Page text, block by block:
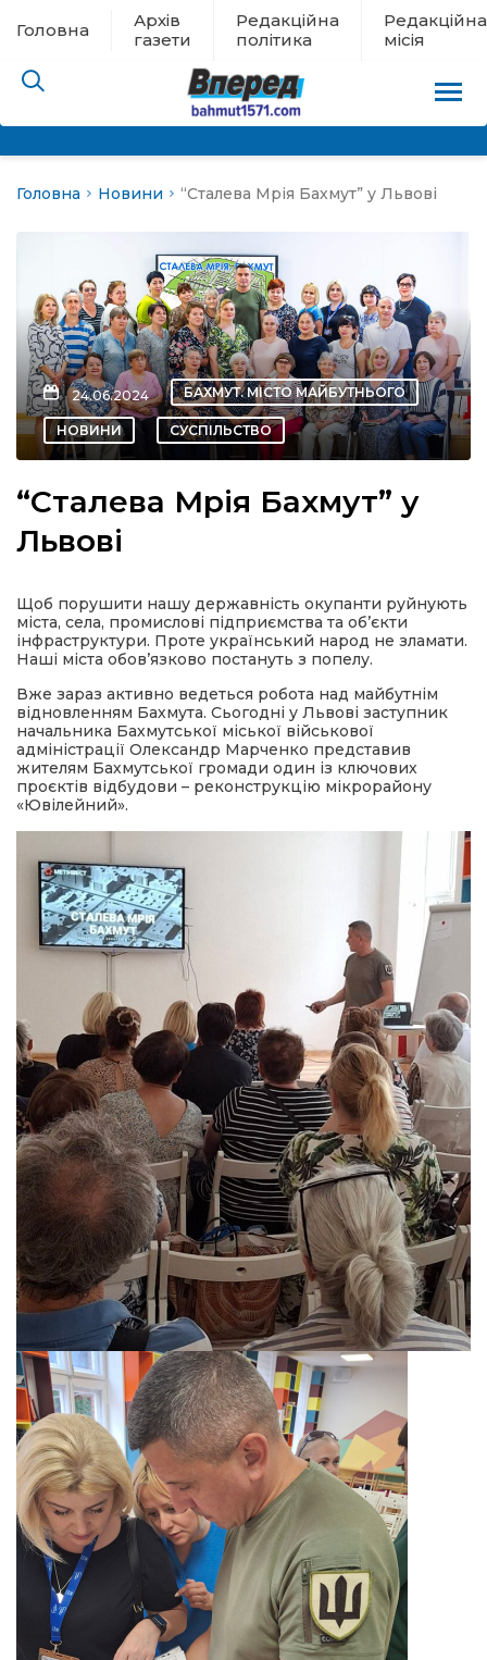
Головна
Архів
газети
Редакційна
політика
Редакційна
місія
новини
політика
місія
Головна Новини “Сталева Мрія Бахмут” у Львові
24.06.2024 БАХМУТ. МІСТО МАЙБУТНЬОГО
НОВИНИ СУСПІЛЬСТВО
“Сталева Мрія Бахмут” у
Львові
Щоб порушити нашу державність окупанти руйнують
міста, села, промислові підприємства та об’єкти
інфраструктури. Проте український народ не зламати.
Наші міста обов’язково постануть з попелу.
Вже зараз активно ведеться робота над майбутнім
відновленням Бахмута. Сьогодні у Львові заступник
начальника Бахмутської міської військової
адміністрації Олександр Марченко представив
жителям Бахмутської громади один із ключових
проєктів відбудови – реконструкцію мікрорайону
«Ювілейний».